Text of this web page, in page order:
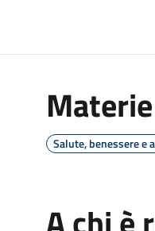
Salute, benessere e